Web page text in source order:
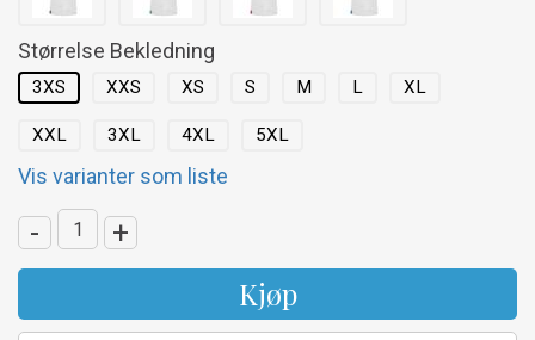
Størrelse Bekledning
3XS XXS XS S M L XL
XXL 3XL 4XL 5XL
Vis varianter som liste
- +
Kjøp